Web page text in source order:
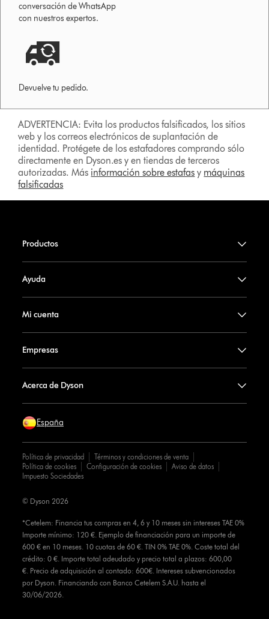
conversación de WhatsApp
con nuestros expertos.
Devuelve tu pedido.
ADVERTENCIA: Evita los productos falsificados, los sitios
web y los correos electrónicos de suplantación de
identidad. Protégete de los estafadores comprando sólo
directamente en Dyson.es y en tiendas de terceros
autorizadas. Más información sobre estafas y máquinas
falsificadas
Productos
Ayuda
Mi cuenta
Empresas
Acerca de Dyson
España
Política de privacidad
Términos y condiciones de venta
Política de cookies
Configuración de cookies
Aviso de datos
Impuesto Sociedades
*Cetelem: Financia tus compras en 4, 6 y 10 meses sin intereses TAE 0%
Importe mínimo: 120 €. Ejemplo de financiación para un importe de
600 € en 10 meses. 10 cuotas de 60 €. TIN 0% TAE 0%. Coste total del
crédito: 0 €. Importe total adeudado y precio total a plazos: 600,00
€. Precio de adquisición al contado: 600€. Intereses subvencionados
por Dyson. Financiando con Banco Cetelem S.A.U. hasta el
30/06/2026.
© Dyson 2026